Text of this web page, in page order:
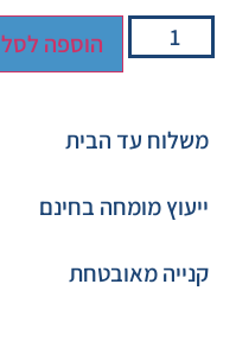
הוספה לסל
משלוח עד הבית
ייעוץ מומחה בחינם
קנייה מאובטחת